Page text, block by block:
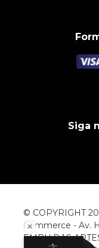
Siga
© COPYRIGHT
Commerce - Av.
EMBU DAS